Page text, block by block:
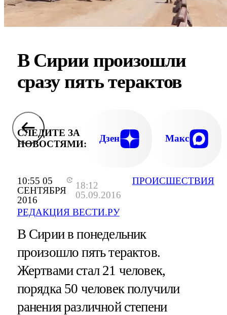
10:55 05
СЕНТЯБРЯ
2016
18:12
05.09.2016
РЕДАКЦИЯ ВЕСТИ.РУ
ПРОИСШЕСТВИЯ
В Сирии произошли
сразу пять терактов
СЛЕДИТЕ ЗА
НОВОСТЯМИ:
Дзен Макс
В Сирии в понедельник
произошло пять терактов.
Жертвами стал 21 человек,
порядка 50 человек получили
ранения различной степени